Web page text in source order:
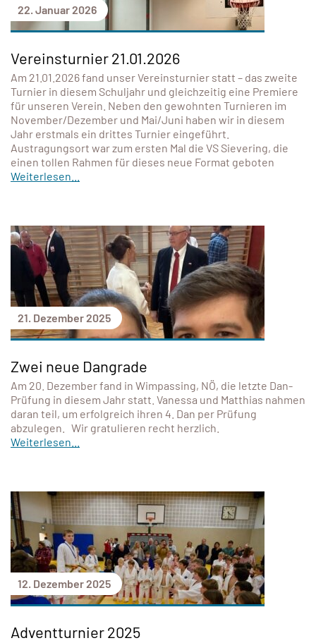
22. Januar 2026
Vereinsturnier 21.01.2026
Am 21.01.2026 fand unser Vereinsturnier statt – das zweite
Turnier in diesem Schuljahr und gleichzeitig eine Premiere
für unseren Verein. Neben den gewohnten Turnieren im
November/Dezember und Mai/Juni haben wir in diesem
Jahr erstmals ein drittes Turnier eingeführt.
Austragungsort war zum ersten Mal die VS Sievering, die
einen tollen Rahmen für dieses neue Format geboten
Weiterlesen...
21. Dezember 2025
Zwei neue Dangrade
Am 20. Dezember fand in Wimpassing, NÖ, die letzte Dan-
Prüfung in diesem Jahr statt. Vanessa und Matthias nahmen
daran teil, um erfolgreich ihren 4. Dan per Prüfung
abzulegen. Wir gratulieren recht herzlich.
Weiterlesen...
12. Dezember 2025
Adventturnier 2025